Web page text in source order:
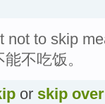
not to skip
不吃饭。
or skip over